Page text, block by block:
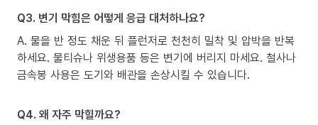
Q3. 변기 막힘은 어떻게 응급 대처하나요?
A. 물을 반 정도 채운 뒤 플런저로 천천히 밀착 및 압박을 반복
하세요. 물티슈나 위생용품 등은 변기에 버리지 마세요. 철사나
금속봉 사용은 도기와 배관을 손상시킬 수 있습니다.
Q4. 왜 자주 막힐까요?